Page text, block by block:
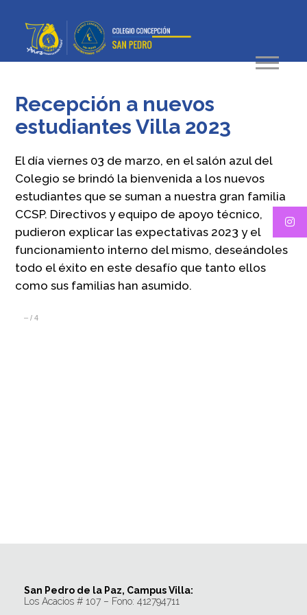
Recepción a nuevos
estudiantes Villa 2023
El día viernes 03 de marzo, en el salón azul del
Colegio se brindó la bienvenida a los nuevos
estudiantes que se suman a nuestra gran familia
CCSP. Directivos y equipo de apoyo técnico,
pudieron explicar las expectativas 2023 y el
funcionamiento interno del mismo, deseándoles
todo el éxito en este desafío que tanto ellos
como sus familias han asumido.
– /4
San Pedro de la Paz, Campus Villa:
Los Acacios # 107 – Fono: 412794711